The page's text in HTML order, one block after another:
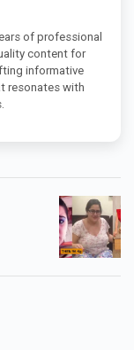
of professional
content for
informative
resonates with